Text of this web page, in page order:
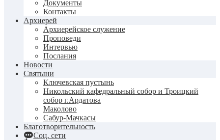
Документы
Контакты
Архиерей
Архиерейское служение
Проповеди
Интервью
Послания
Новости
Святыни
Ключевская пустынь
Никольский кафедральный собор и Троицкий
собор г.Ардатова
Маколово
Сабур-Мачкасы
Благотворительность
Соц. сети